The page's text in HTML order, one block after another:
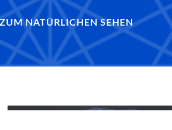
NATÜRLICHEN SEHEN